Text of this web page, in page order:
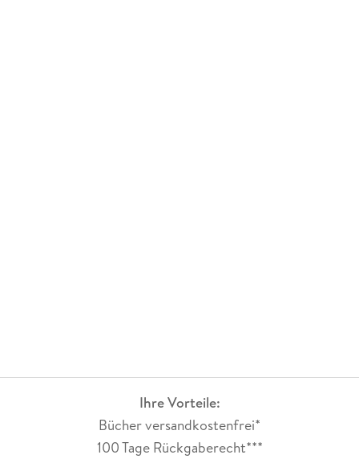
Ihre Vorteile:
Bücher versandkostenfrei*
100 Tage Rückgaberecht***